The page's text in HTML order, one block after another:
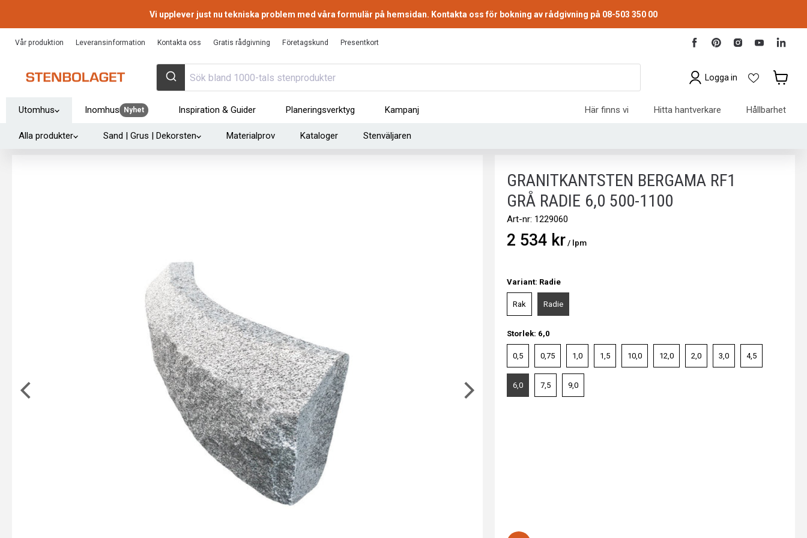
Vi upplever just nu tekniska problem med våra formulär på hemsidan. Kontakta oss för bokning av rådgivning på 08-503 350 00
Vår produktion Leveransinformation Kontakta oss Gratis rådgivning Företagskund Presentkort
Hitta
oss
Hitta
oss
Hitta
oss
Hitta
oss
Logga in
Visa
Utomhus
Alla produkter Sand | Grus | Dekorsten Materialprov Kataloger Stenväljaren
Inomhus Nyhet Inspiration & Guider Planeringsverktyg Kampanj Här finns vi Hitta hantverkare Hållbarhet
GRANITKANTSTEN BERGAMA RF1
GRÅ RADIE 6,0 500-1100
Art-nr: 1229060
2 534 kr / lpm
Variant: Radie
Rak Radie
Storlek: 6,0
0,5 0,75 1,0 1,5 10,0 12,0 2,0 3,0 4,5
6,0 7,5 9,0